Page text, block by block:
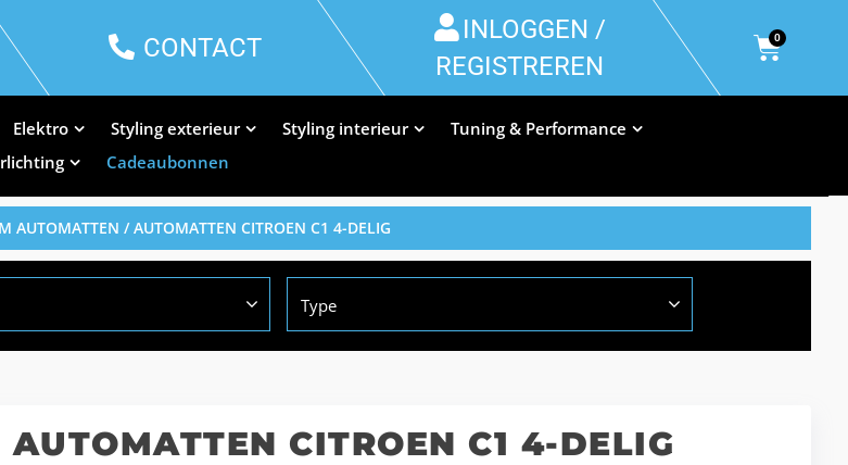
CONTACT
INLOGGEN /
REGISTREREN
0
Elektro Styling exterieur Styling interieur
Tuning & Performance
Cadeaubonnen
AUTOMATTEN / AUTOMATTEN CITROEN C1 4-DELIG
Type
AUTOMATTEN CITROEN C1 4-DELIG